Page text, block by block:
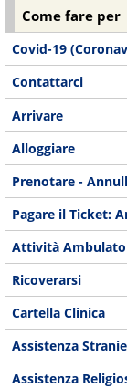
Come fare per
Covid-19
Contattarci
Arrivare
Alloggiare
Prenotare -
Pagare il Ticket:
Attività
Ricoverarsi
Cartella Clinica
Assistenza
Assistenza